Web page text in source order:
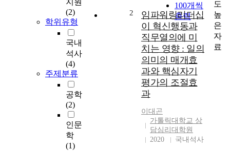
지원
(2)
학위유형
국내
석사
(4)
주제분류
공학
(2)
인문
학
(1)
100개씩
출력
2
임파워링리더십
이 혁신행동과
직무열의에 미
치는 영향 : 일의
의미의 매개효
과와 핵심자기
평가의 조절효
과
이대곤
가톨릭대학교 상
담심리대학원
2020
국내석사
도
높
은
자
료